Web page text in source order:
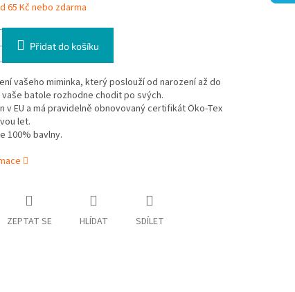
65 Kč nebo zdarma
Přidat do košíku
vašeho miminka, který poslouží od narození až do
batole rozhodne chodit po svých.
v EU a má pravidelně obnovovaný certifikát Öko-Tex
let.
100% bavlny.
ZEPTAT SE HLÍDAT SDÍLET